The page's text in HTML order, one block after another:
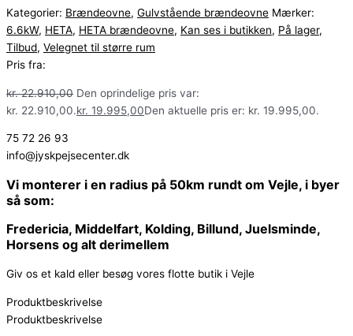
Kategorier: Brændeovne, Gulvstående brændeovne Mærker:
6.6kW, HETA, HETA brændeovne, Kan ses i butikken, På lager,
Tilbud, Velegnet til større rum
Pris fra:
kr.22.910,00 Den oprindelige pris var:
kr. 22.910,00.kr. 19.995,00Den aktuelle pris er: kr. 19.995,00.
75 72 26 93
info@jyskpejsecenter.dk
Vi monterer i en radius på 50km rundt om Vejle, i byer
så som:
Fredericia, Middelfart, Kolding, Billund, Juelsminde,
Horsens og alt derimellem
Giv os et kald eller besøg vores flotte butik i Vejle
Produktbeskrivelse
Produktbeskrivelse